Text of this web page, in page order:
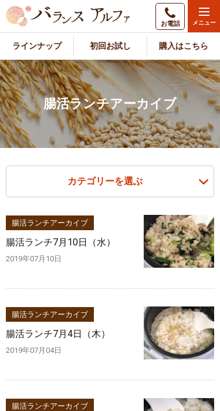
お電話
ラインナップ 初回お試し 購入はこちら
腸活ランチアーカイブ
カテゴリーを選ぶ
腸活ランチアーカイブ
腸活ランチ7月10日（水）
2019年07月10日
腸活ランチアーカイブ
腸活ランチ7月4日（木）
2019年07月04日
腸活ランチアーカイブ